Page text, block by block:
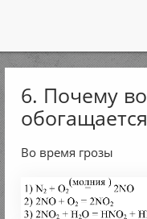
6. Почему
Во время грозы